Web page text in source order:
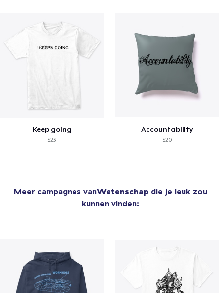
Keep going
$23
Accountability
$20
Meer campagnes vanWetenschap die je leuk zou
kunnen vinden: